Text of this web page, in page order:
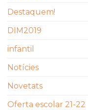
Destaquem!
DIM2019
infantil
Notícies
Novetats
Oferta escolar 21-22